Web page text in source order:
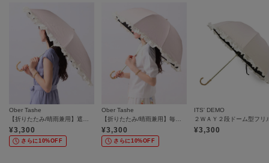
Ober Tashe
【折りたたみ/晴雨兼用】遮光率100％！3段折リボン日傘
¥3,300
さらに10%OFF
Ober Tashe
【折りたたみ/晴雨兼用】毎シーズン大人気！遮光率100％！2段折傘フリル日傘
¥3,300
さらに10%OFF
ITS' DEMO
¥3,300